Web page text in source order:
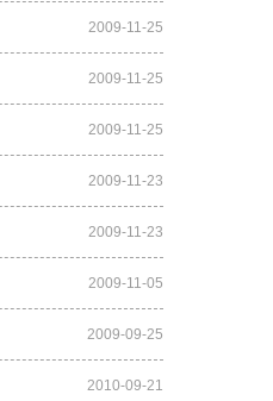
2009-11-25
2009-11-25
2009-11-25
2009-11-23
2009-11-23
2009-11-05
2009-09-25
2010-09-21